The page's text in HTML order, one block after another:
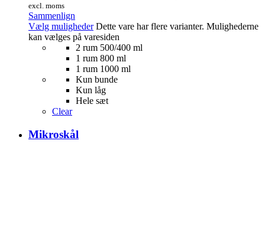
excl. moms
Sammenlign
Vælg muligheder Dette vare har flere varianter. Mulighederne
kan vælges på varesiden
2 rum 500/400 ml
1 rum 800 ml
1 rum 1000 ml
Kun bunde
Kun låg
Hele sæt
Clear
Mikroskål